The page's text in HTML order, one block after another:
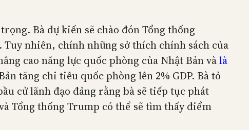
Bà dự kiến sẽ chào đón Tổng thống
nhiên, chính những sở thích chính sách của
cao năng lực quốc phòng của Nhật Bản vàlà
tăng chi tiêu quốc phòng lên 2% GDP. Bà tỏ
cử lãnh đạo đảng rằng bà sẽ tiếp tục phát
Tổng thống Trump có thể sẽ tìm thấy điểm